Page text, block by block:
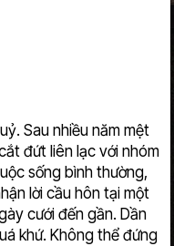
Sau nhiều năm mệt
đứt liên lạc với nhóm
sống bình thường,
lời cầu hôn tại một
cưới đến gần. Dần
khứ. Không thể đứng